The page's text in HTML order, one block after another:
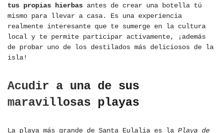
tus propias hierbas antes de crear una botella tú
mismo para llevar a casa. Es una experiencia
realmente interesante que te sumerge en la cultura
local y te permite participar activamente, ¡además
de probar uno de los destilados más deliciosos de la
isla!
Acudir a una de sus
maravillosas playas
La playa más grande de Santa Eulalia es la Playa de